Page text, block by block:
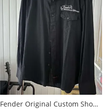
Fender Original Custom Shop